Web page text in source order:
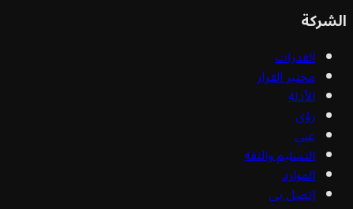
القدرات
مختبر القرار
الأدلة
رؤى
عني
التسليم والثقة
الموارد
اتصل بي